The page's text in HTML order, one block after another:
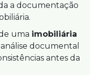
a documentação
uma imobiliária
documental
antes da